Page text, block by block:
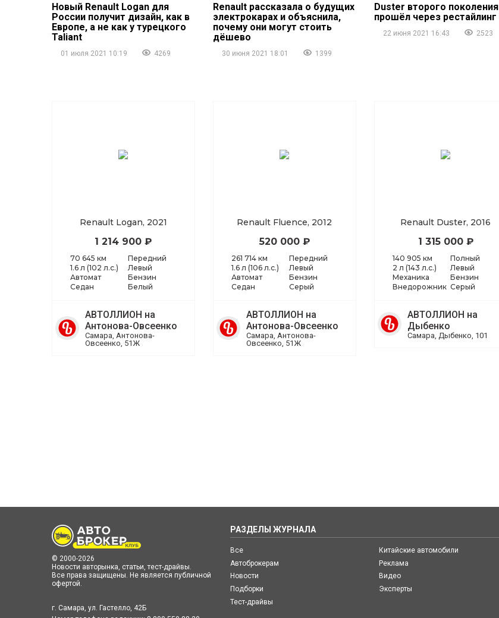
Новый Renault Logan для
России получит дизайн, как в
Европе, а не как у турецкого
Taliant
01 июля 2021 10:19 4269
Renault рассказала о будущих
электрокарах и объяснила,
почему они могут стоить
дёшево
30 июня 2021 18:01 1399
Duster второго поколения
прошёл через рестайлинг
22 июня 2021 16:43 2523
Renault Logan, 2021
1 214 900 ₽
70 645 км
1.6 л (102 л.с.)
Автомат
Седан
Передний
Левый
Бензин
Белый
АВТОЛЛИОН на
Антонова-Овсеенко
Самара, Антонова-
Овсеенко, 51Ж
Renault Fluence, 2012
520 000 ₽
261 714 км
1.6 л (106 л.с.)
Автомат
Седан
Передний
Левый
Бензин
Серый
АВТОЛЛИОН на
Антонова-Овсеенко
Самара, Антонова-
Овсеенко, 51Ж
Renault Duster, 2016
1 315 000 ₽
140 905 км
2 л (143 л.с.)
Механика
Внедорожник
Полный
Левый
Бензин
Серый
АВТОЛЛИОН на
Дыбенко
Самара, Дыбенко, 101
© 2000-2026
Новости авторынка, статьи, тест-драйвы.
Все права защищены. Не является публичной
офертой.
г. Самара, ул. Гастелло, 42Б
РАЗДЕЛЫ ЖУРНАЛА
Все
Автоброкерам
Новости
Подборки
Тест-драйвы
Китайские автомобили
Реклама
Видео
Эксперты